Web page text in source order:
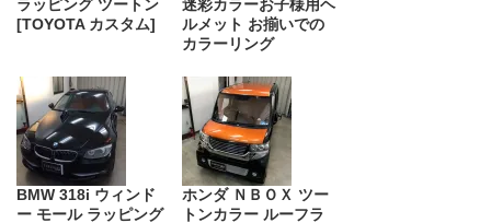
ラッピング ツートン
[TOYOTA カスタム]
迷彩カラーお子様用ヘ
ルメット お揃いでの
カラーリング
BMW 318i ウィンド
ー モール ラッピング
ホンダ ＮＢＯＸ ツー
トンカラー ルーフラ